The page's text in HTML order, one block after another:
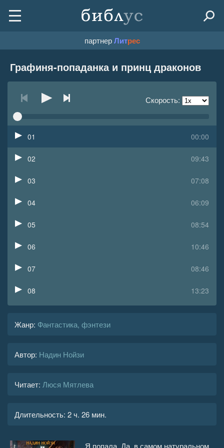
партнерЛитрес
Графиня-попаданка и принц драконов
Скорость:
00:00
01
09:43
02
07:08
03
06:09
04
08:54
05
10:46
06
08:46
07
13:23
08
11
05:51
15
Жанр: Фантастика, фэнтези
Автор: Надин Нойзи
Читает: Люся Мятлева
Длительность: 2 ч. 26 мин.
Я попала. Да, в самом натуральном